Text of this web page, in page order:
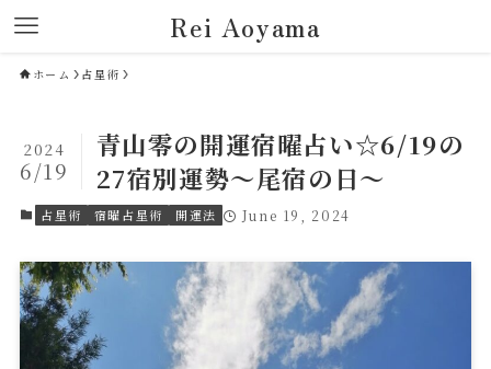
Rei Aoyama
ホーム 占星術
青山零の開運宿曜占い☆6/19の
27宿別運勢～尾宿の日～
2024
6/19
占星術 宿曜占星術 開運法 June 19, 2024